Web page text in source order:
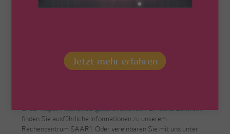
Gesamt PUE (Power Usage Effectivness) < 1,4, angestrebt
wird ein PUE < 1,2.
Unterhttps://vsenet.de/geschaftskunden-2/rechenzentrum/
finden Sie ausführliche Informationen zu unserem
Rechenzentrum SAAR1. Oder vereinbaren Sie mit uns unter
Jetzt mehr erfahren